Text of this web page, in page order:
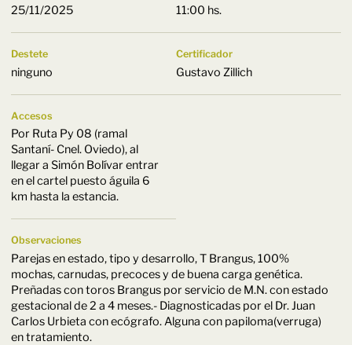
25/11/2025 11:00 hs.
Destete
ninguno
Certificador
Gustavo Zillich
Accesos
Por Ruta Py 08 (ramal
Santaní- Cnel. Oviedo), al
llegar a Simón Bolívar entrar
en el cartel puesto águila 6
km hasta la estancia.
Observaciones
Parejas en estado, tipo y desarrollo, T Brangus, 100%
mochas, carnudas, precoces y de buena carga genética.
Preñadas con toros Brangus por servicio de M.N. con estado
gestacional de 2 a 4 meses.- Diagnosticadas por el Dr. Juan
Carlos Urbieta con ecógrafo. Alguna con papiloma(verruga)
en tratamiento.